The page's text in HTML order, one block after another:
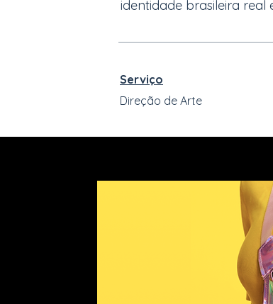
identidade brasileira real
Serviço
Direção de Arte